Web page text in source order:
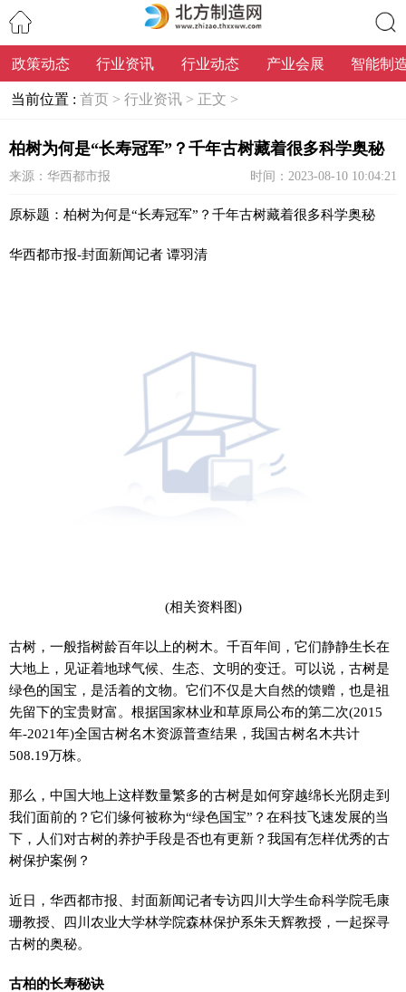
搜索
政策动态 行业资讯 行业动态 产业会展 智能制
当前位置 : 首页 > 行业资讯 > 正文 >
柏树为何是“长寿冠军”？千年古树藏着很多科学奥秘
来源：华西都市报 时间：2023-08-10 10:04:21
原标题：柏树为何是“长寿冠军”？千年古树藏着很多科学奥秘
华西都市报-封面新闻记者 谭羽清
(相关资料图)
古树，一般指树龄百年以上的树木。千百年间，它们静静生长在
大地上，见证着地球气候、生态、文明的变迁。可以说，古树是
绿色的国宝，是活着的文物。它们不仅是大自然的馈赠，也是祖
先留下的宝贵财富。根据国家林业和草原局公布的第二次(2015
年-2021年)全国古树名木资源普查结果，我国古树名木共计
508.19万株。
那么，中国大地上这样数量繁多的古树是如何穿越绵长光阴走到
我们面前的？它们缘何被称为“绿色国宝”？在科技飞速发展的当
下，人们对古树的养护手段是否也有更新？我国有怎样优秀的古
树保护案例？
近日，华西都市报、封面新闻记者专访四川大学生命科学院毛康
珊教授、四川农业大学林学院森林保护系朱天辉教授，一起探寻
古树的奥秘。
古柏的长寿秘诀